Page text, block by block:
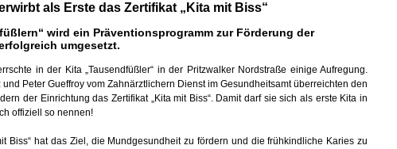
als Erste das Zertifikat „Kita mit Biss“
wird ein Präventionsprogramm zur Förderung der
umgesetzt.
in der Kita „Tausendfüßler“ in der Pritzwalker Nordstraße einige Aufregung.
und Peter Gueffroy vom Zahnärztlichern Dienst im Gesundheitsamt überreichten den
der Einrichtung das Zertifikat „Kita mit Biss“. Damit darf sie sich als erste Kita in
offiziell so nennen!
Biss“ hat das Ziel, die Mundgesundheit zu fördern und die frühkindliche Karies zu